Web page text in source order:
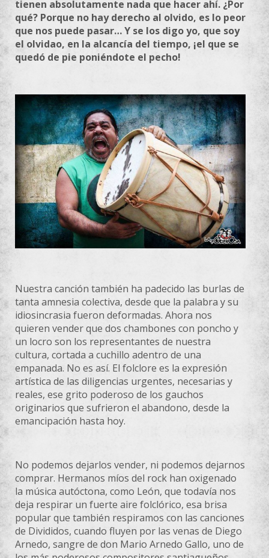
tienen absolutamente nada que hacer ahí. ¿Por
qué? Porque no hay derecho al olvido, es lo peor
que nos puede pasar… Y se los digo yo, que soy
el olvidao, en la alcancía del tiempo, ¡el que se
quedó de pie poniéndote el pecho!
Nuestra canción también ha padecido las burlas de
tanta amnesia colectiva, desde que la palabra y su
idiosincrasia fueron deformadas. Ahora nos
quieren vender que dos chambones con poncho y
un locro son los representantes de nuestra
cultura, cortada a cuchillo adentro de una
empanada. No es así. El folclore es la expresión
artística de las diligencias urgentes, necesarias y
reales, ese grito poderoso de los gauchos
originarios que sufrieron el abandono, desde la
emancipación hasta hoy.
No podemos dejarlos vender, ni podemos dejarnos
comprar. Hermanos míos del rock han oxigenado
la música autóctona, como León, que todavía nos
deja respirar un fuerte aire folclórico, esa brisa
popular que también respiramos con las canciones
de Divididos, cuando fluyen por las venas de Diego
Arnedo, sangre de don Mario Arnedo Gallo, uno de